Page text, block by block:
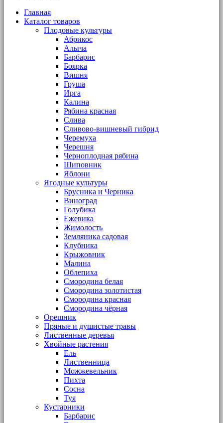
Главная
Каталог товаров
Плодовые культуры
Абрикос
Алыча
Барбарис
Боярка
Вишня
Груша
Ирга
Калина
Рябина красная
Слива
Сливово-вишневый гибрид
Черемуха
Черешня
Черноплодная рябина
Шиповник
Яблони
Ягодные культуры
Брусника и Черника
Виноград
Голубика
Ежевика
Жимолость
Земляника садовая
Клубника
Крыжовник
Малина
Облепиха
Смородина белая
Смородина золотистая
Смородина красная
Смородина чёрная
Орешник
Пряные и душистые травы
Лиственные деревья
Хвойные растения
Ель
Лиственница
Можжевельник
Пихта
Сосна
Туя
Кустарники
Барбарис